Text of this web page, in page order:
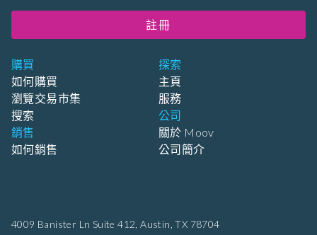
4009 Banister Ln Suite 412, Austin, TX 78704
購買
如何購買
瀏覽交易市集
搜索
銷售
如何銷售
探索
主頁
服務
公司
關於 Moov
公司簡介
註冊